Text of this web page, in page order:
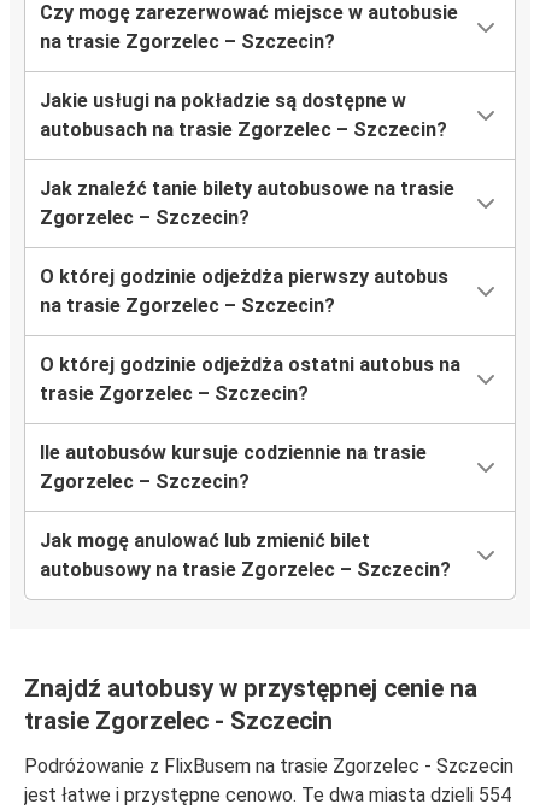
Czy mogę zarezerwować miejsce w autobusie
na trasie Zgorzelec – Szczecin?
Jakie usługi na pokładzie są dostępne w
autobusach na trasie Zgorzelec – Szczecin?
Jak znaleźć tanie bilety autobusowe na trasie
Zgorzelec – Szczecin?
O której godzinie odjeżdża pierwszy autobus
na trasie Zgorzelec – Szczecin?
O której godzinie odjeżdża ostatni autobus na
trasie Zgorzelec – Szczecin?
Ile autobusów kursuje codziennie na trasie
Zgorzelec – Szczecin?
Jak mogę anulować lub zmienić bilet
autobusowy na trasie Zgorzelec – Szczecin?
Znajdź autobusy w przystępnej cenie na
trasie Zgorzelec - Szczecin
Podróżowanie z FlixBusem na trasie Zgorzelec - Szczecin
jest łatwe i przystępne cenowo. Te dwa miasta dzieli 554